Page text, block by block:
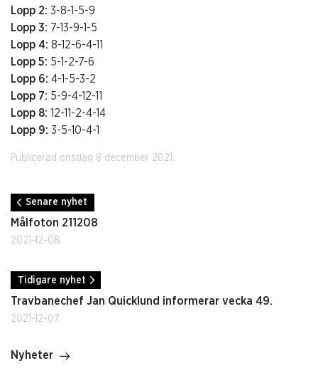
Lopp 2: 3-8-1-5-9
Lopp 3: 7-13-9-1-5
Lopp 4: 8-12-6-4-11
Lopp 5: 5-1-2-7-6
Lopp 6: 4-1-5-3-2
Lopp 7: 5-9-4-12-11
Lopp 8: 12-11-2-4-14
Lopp 9: 3-5-10-4-1
Publicerad onsdag 8 december 2021.
Senare nyhet
Målfoton 211208
2021-12-08
Tidigare nyhet
Travbanechef Jan Quicklund informerar vecka 49.
2021-12-07
Nyheter